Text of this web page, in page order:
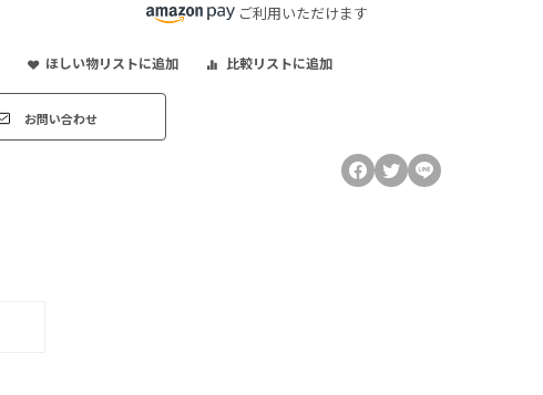
ご利用いただけます
ほしい物リストに追加 比較リストに追加
お問い合わせ